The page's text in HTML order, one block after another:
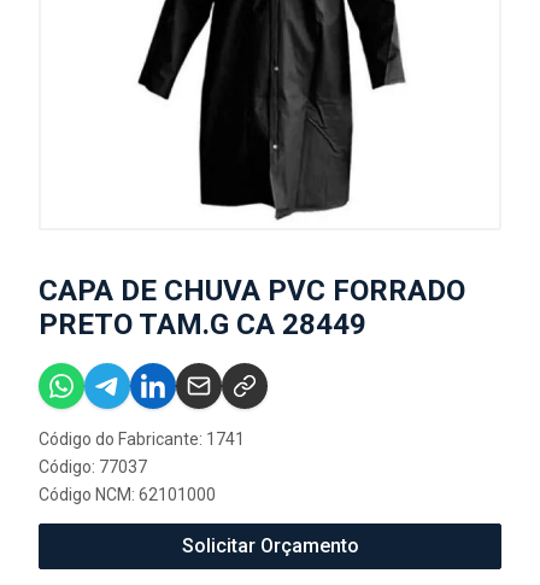
CAPA DE CHUVA PVC FORRADO
PRETO TAM.G CA 28449
Código do Fabricante: 1741
Código: 77037
Código NCM: 62101000
Solicitar Orçamento